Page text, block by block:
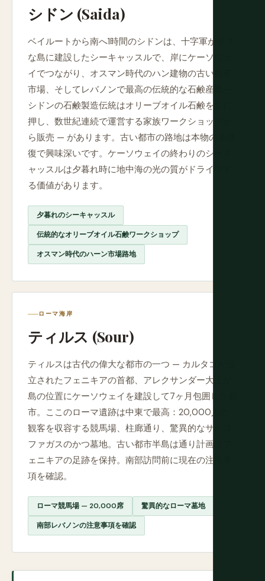
シドン (Saida)
ベイルートから南へ1時間のシドンは、十字軍が小さ
な島に建設したシーキャッスルで、岸にケーソウェ
イでつながり、オスマン時代のハン建物の古い都市
市場、そしてレバノンで最高の伝統的な石鹸産業 —
シドンの石鹸製造伝統はオリーブオイル石鹸を型に
押し、数世紀連続で運営する家族ワークショップか
ら販売 — があります。古い都市の路地は本物の未修
復で興味深いです。ケーソウェイの終わりのシーキ
ャッスルは夕暮れ時に地中海の光の質がドライブす
る価値があります。
夕暮れのシーキャッスル
伝統的なオリーブオイル石鹸ワークショップ
オスマン時代のハーン市場路地
ローマ海岸
ティルス (Sour)
ティルスは古代の偉大な都市の一つ — カルタゴが設
立されたフェニキアの首都、アレクサンダー大王が
島の位置にケーソウェイを建設して7ヶ月包囲した都
市。ここのローマ遺跡は中東で最高：20,000人の
観客を収容する競馬場、柱廊通り、驚異的なサルコ
ファガスのかつ墓地。古い都市半島は通り計画でフ
ェニキアの足跡を保持。南部訪問前に現在の注意事
項を確認。
ローマ競馬場 — 20,000席 驚異的なローマ墓地
南部レバノンの注意事項を確認